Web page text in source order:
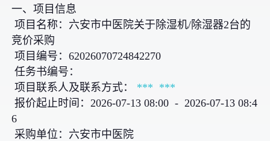
一、项目信息
项目名称：六安市中医院关于除湿机/除湿器2台的
竞价采购
项目编号：62026070724842270
任务书编号：
项目联系人及联系方式： *** ***
报价起止时间：2026-07-13 08:00 - 2026-07-13 08:4
6
采购单位：六安市中医院